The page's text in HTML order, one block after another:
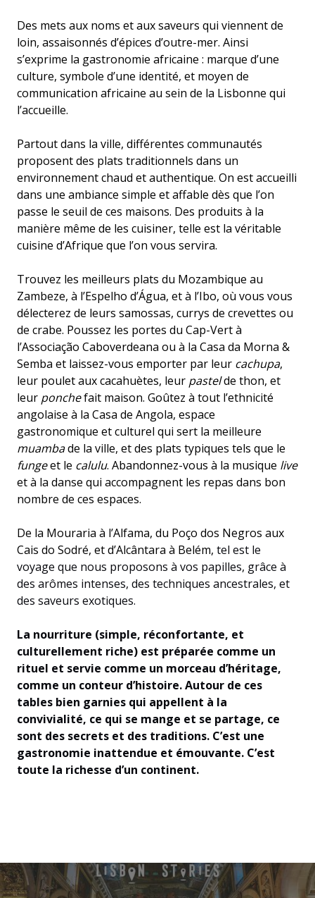
Des mets aux noms et aux saveurs qui viennent de
loin, assaisonnés d’épices d’outre-mer. Ainsi
s’exprime la gastronomie africaine : marque d’une
culture, symbole d’une identité, et moyen de
communication africaine au sein de la Lisbonne qui
l’accueille.
Partout dans la ville, différentes communautés
proposent des plats traditionnels dans un
environnement chaud et authentique. On est accueilli
dans une ambiance simple et affable dès que l’on
passe le seuil de ces maisons. Des produits à la
manière même de les cuisiner, telle est la véritable
cuisine d’Afrique que l’on vous servira.
Trouvez les meilleurs plats du Mozambique au
Zambeze, à l’Espelho d’Água, et à l’Ibo, où vous vous
délecterez de leurs samossas, currys de crevettes ou
de crabe. Poussez les portes du Cap-Vert à
l’Associação Caboverdeana ou à la Casa da Morna &
Semba et laissez-vous emporter par leur cachupa,
leur poulet aux cacahuètes, leur pastelde thon, et
leur ponchefait maison. Goûtez à tout l’ethnicité
angolaise à la Casa de Angola, espace
gastronomique et culturel qui sert la meilleure
muambade la ville, et des plats typiques tels que le
fungeet le calulu. Abandonnez-vous à la musique live
et à la danse qui accompagnent les repas dans bon
nombre de ces espaces.
De la Mouraria à l’Alfama, du Poço dos Negros aux
Cais do Sodré, et d’Alcântara à Belém, tel est le
voyage que nous proposons à vos papilles, grâce à
des arômes intenses, des techniques ancestrales, et
des saveurs exotiques.
La nourriture (simple, réconfortante, et
culturellement riche) est préparée comme un
rituel et servie comme un morceau d’héritage,
comme un conteur d’histoire. Autour de ces
tables bien garnies qui appellent à la
convivialité, ce qui se mange et se partage, ce
sont des secrets et des traditions. C’est une
gastronomie inattendue et émouvante. C’est
toute la richesse d’un continent.